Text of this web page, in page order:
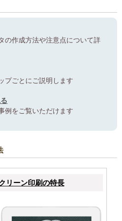
の作成方法や注意点について詳
プごとにご説明します
例をご覧いただけます
リーン印刷の特長